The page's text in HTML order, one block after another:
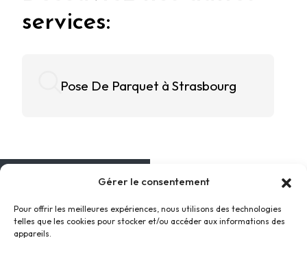
Gérer le consentement
Pour offrir les meilleures expériences, nous utilisons des technologies
telles que les cookies pour stocker et/ou accéder aux informations des
appareils.
services:
Pose De Parquet à Strasbourg
Accueil
Prestations